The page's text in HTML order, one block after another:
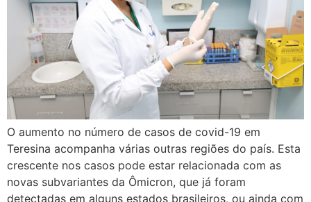
O aumento no número de casos de covid-19 em
Teresina acompanha várias outras regiões do país. Esta
crescente nos casos pode estar relacionada com as
novas subvariantes da Ômicron, que já foram
detectadas em alguns estados brasileiros, ou ainda com